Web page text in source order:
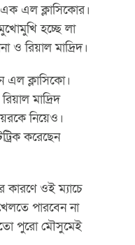
এল ক্লাসিকোর।
হচ্ছে লা
ও রিয়াল মাদ্রিদ।
এল ক্লাসিকো।
মাদ্রিদ
নিয়েও।
করেছেন
কারণে ওই ম্যাচে
পারবেন না
পুরো মৌসুমেই